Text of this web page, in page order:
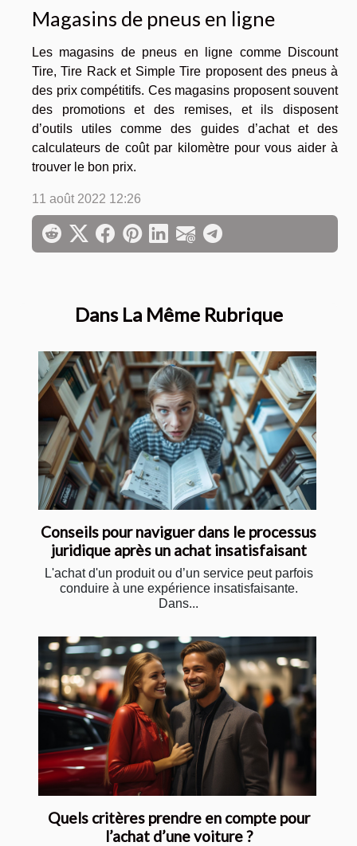
Dans La Même Rubrique
Conseils pour naviguer dans le processus
juridique après un achat insatisfaisant
L'achat d'un produit ou d’un service peut parfois
conduire à une expérience insatisfaisante.
Dans...
Quels critères prendre en compte pour
l’achat d’une voiture ?
Magasins de pneus en ligne
Les magasins de pneus en ligne comme Discount
Tire, Tire Rack et Simple Tire proposent des pneus à
des prix compétitifs. Ces magasins proposent souvent
des promotions et des remises, et ils disposent
d’outils utiles comme des guides d’achat et des
calculateurs de coût par kilomètre pour vous aider à
trouver le bon prix.
11 août 2022 12:26